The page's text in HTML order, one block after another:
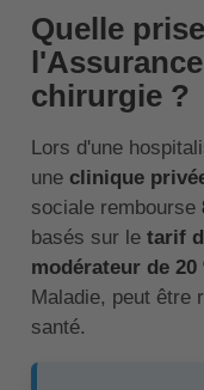
Quelle
chirurgie ?
Lors d'une
une clinique
sociale rembourse
basés sur le tarif
modérateur de 20
Maladie, peut être
santé.